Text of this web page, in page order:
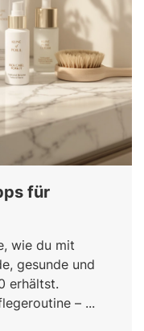
für
wie du mit
gesunde und
erhältst.
– ...